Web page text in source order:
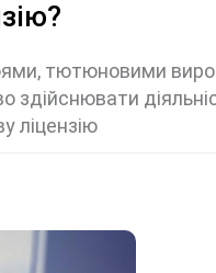
тютюновими
здійснювати
ліцензію